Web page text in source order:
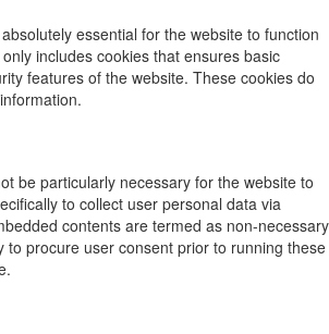
essential for the website to function
includes cookies that ensures basic
features of the website. These cookies do
be particularly necessary for the website to
to collect user personal data via
contents are termed as non-necessary
to procure user consent prior to running these